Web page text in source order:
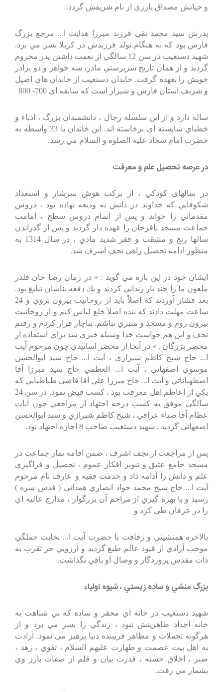
و حياتش مصداق بارزي از نام شريفش گردد.
پدرش سيد محمد تقي فرزند ميرزا هدايت ا... مرجع بزرگ
فارس بود كه به هنگام تولد فرزندش در كربلا بسر مي برد.
شهيد دستغيب در سن 12 سالگي از نعمت داشتن پدر محروم
گرديد و از همان تاريخ سرپرستي مادر، سه خواهر و دو برادر
خويش را بعهده گرفت. خاندان دستغيب از خاندان هاي اصيل
و شريف استان فارس و شيراز است كه سابقه اي 700- 800
ساله دارد و از اين سلسله رجال ، دانشمندان بزرگ ، ادباء و
خطباي شايسته اي برخاسته اند. اين خاندان با 33 واسطه به
حضرت امام سجاد عليه الصلوه و السلام مي رسد.
در عرصه تحصيل علم و معرفت
در سالهاي كودكي ، از بركت هوش سرشار و استعداد
شكوفايي كه خداوند در ذاتش به وديعه نهاده بود ، دروس
مقدماتي را خواند و پس از اتمام دروس سطح ، امامت
جماعت مسجد باقرخان را عهده دار گرديد و پس از گذراندن
سالها رنج و مشقت و فقر شديد مادي ، در سال 1314 به
منظور ادامه تحصيل راهي نجف اشرف شد.
ايشان خود در اين باره مي گويد : « در زمان رضا خان قلدر
ملعون ما را چند بار زنداني كردند و يك دفعه بناشان تبليغ بود.
بعد فشار آوردند كه اصلاً بايد از روحانيت بيرون بروي و 24
ساعت مهلت دادند كه بنده اصلاً خلع لباس كنم و از روحانيت
بيرون روم و مسجد و منبري نباشم. بناچار فرار كردم و رفتم
نجف و اين هم خواست خدا وسيله خيري شد براي استفاده از
محضر بزرگان . » در آنجا از محضر اساتيدي چون مرحوم آيت
ا... حاج شيخ كاظم شيرازي ، آيت ا... حاج سيد ابوالحسن
موسوي اصفهاني ، آيت ا... العظمي حاج سيد ميرزا آقا
اصطهباناتي و آيت ا... حاج ميرزا علي آقا قاضي طباطبايي كه
يكي از اعاظم اهل معرفت بود ، كسب فيض نمود. در سن 24
سالگي موفق به كسب درجه اجتهاد از مراجعي چون آيات
عظام آقا ضياء عراقي ، شيخ كاظم شيرازي و سيد ابوالحسن
اصفهاني گرديد . شهيد دستغيب صاحب 8 اجازه اجتهاد بود.
پس از مراجعت از نجف اشرف ، ضمن اقامه نماز جماعت در
مسجد جامع عتيق و تنوير افكار عموم ، تحصيل و فراگيري
علم و دانش را ادامه داد و خدمت فقيه و عارف نام مرحوم
آيت ا... حاج شيخ محمد جواد انصاري همداني ( قدس سره )
رسيد و با بهره گيري از مراحم آن بزرگوار ، مدارج عاليه اي
را در عرفان طي كرد و
بالاخره همنشيني و رفاقت با حضرت آيت ا... نجابت جملگي
موجب آزادي از قيود عالم طبع گرديد و آرزويي جز تقرب به
ذات مقدس پروردگار و وصال او باقي نگذاشت.
بزرگ منشي و ساده زيستي ، شيوه اولياء
شهيد دستغيب در خانه اي محقر و ساده كه بي شباهت به
خانه اجداد طاهرينش نبود ، زندگي را بسر مي برد و از
هرگونه تجملات و مظاهر فريبنده دنيا پرهيز مي نمود. ارادت
به اهل بيت عصمت و طهارت عليهم السلام ، تقوي ، زهد ،
صبر ، اخلاق حسنه ، قدرت بيان و قلم از صفات بارز وي
بشمار مي رفت.